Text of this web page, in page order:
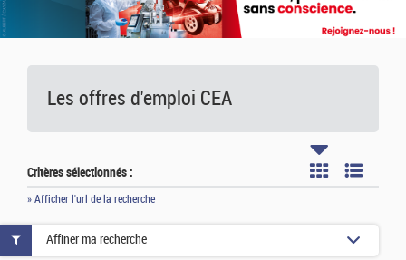
Les offres d'emploi CEA
Critères sélectionnés :
» Afficher l'url de la recherche
Affiner ma recherche